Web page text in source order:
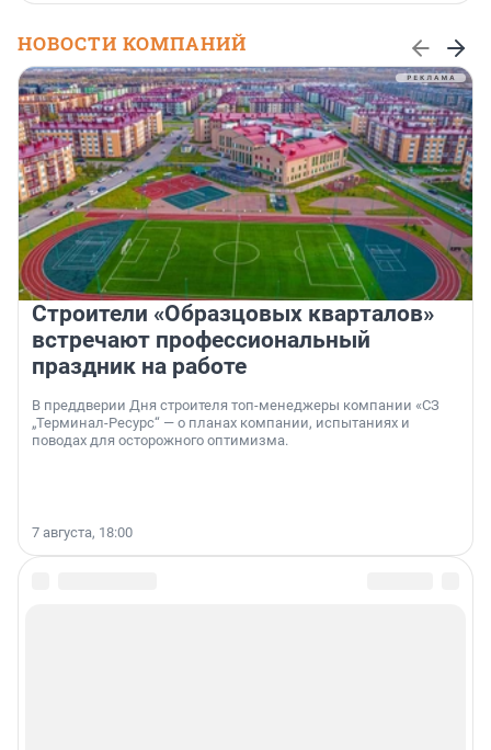
НОВОСТИ КОМПАНИЙ
Строители «Образцовых кварталов»
встречают профессиональный
праздник на работе
В преддверии Дня строителя топ-менеджеры компании «СЗ
„Терминал-Ресурс“ — о планах компании, испытаниях и
поводах для осторожного оптимизма.
7 августа, 18:00